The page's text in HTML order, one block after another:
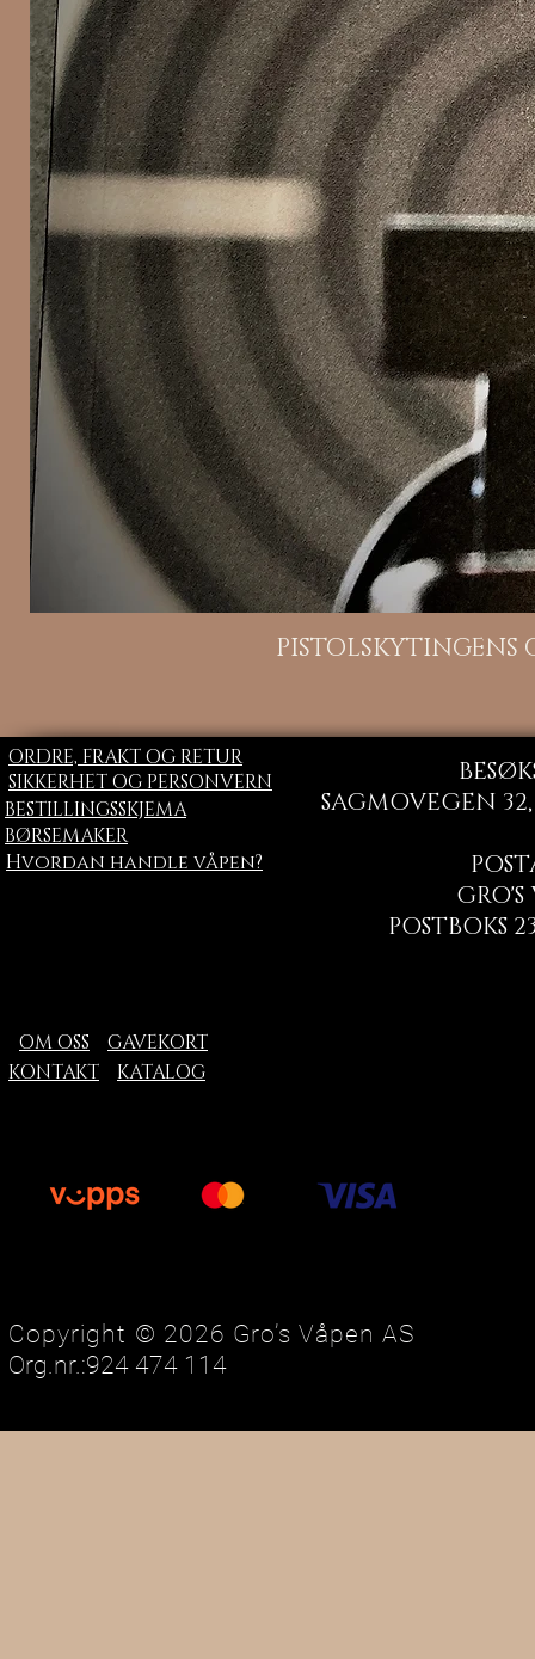
ORDRE, FRAKT OG RETUR
SIKKERHET OG PERSONVERN
BESTILLINGSSKJEMA
BØRSEMAKER
SAGMOVEGEN
GRO'S
POSTBOKS
Hvordan handle våpen?
OM OSS
GAVEKORT
KONTAKT
KATALOG
Copyright © 2026 Gro’s Våpen AS
Org.nr.:924 474 114